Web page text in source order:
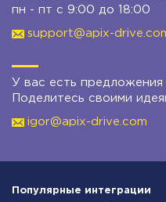
пн - пт с 9:00 до 18:00
support@apix-
У вас есть предложения
Поделитесь своими
igor@apix-drive.com
Популярные интеграции